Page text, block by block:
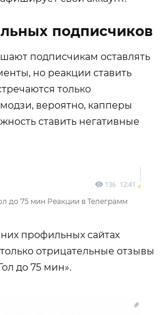
подписчиков
подписчикам оставлять
но реакции ставить
только
вероятно, капперы
ставить негативные
до 75 мин Реакции в Телеграмм
профильных сайтах
отрицательные отзывы
до 75 мин».